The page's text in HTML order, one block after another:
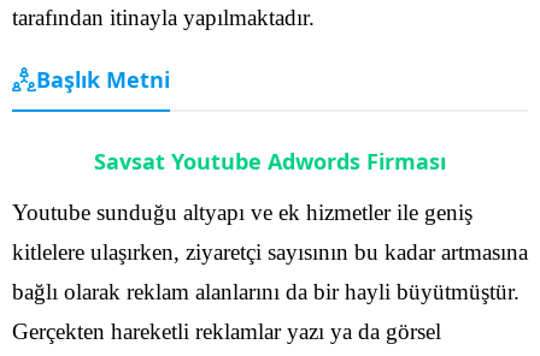
tarafından itinayla yapılmaktadır.
Başlık Metni
Savsat Youtube Adwords Firması
Youtube sunduğu altyapı ve ek hizmetler ile geniş
kitlelere ulaşırken, ziyaretçi sayısının bu kadar artmasına
bağlı olarak reklam alanlarını da bir hayli büyütmüştür.
Gerçekten hareketli reklamlar yazı ya da görsel